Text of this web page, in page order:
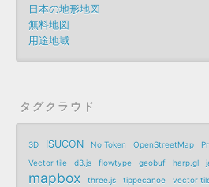
日本の地形地図
無料地図
用途地域
タグクラウド
3D ISUCON No Token OpenStreetMap
Vector tile d3.js flowtype geobuf harp.gl
mapbox three.js tippecanoe vector